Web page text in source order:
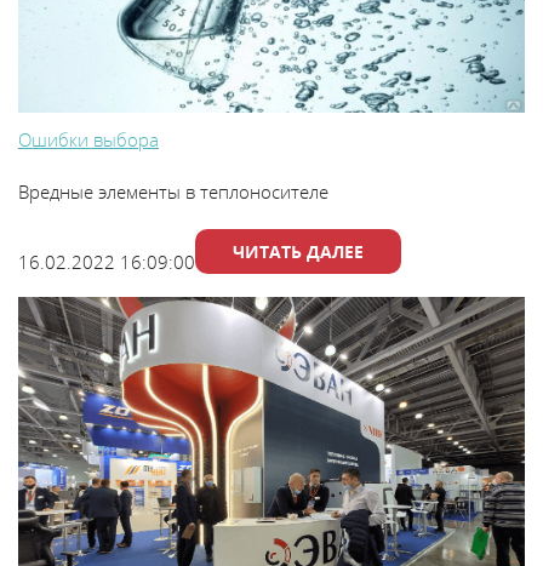
Ошибки выбора
Вредные элементы в теплоносителе
16.02.2022 16:09:00 ЧИТАТЬ ДАЛЕЕ